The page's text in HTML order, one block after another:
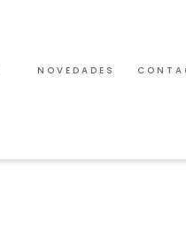
NOVEDADES